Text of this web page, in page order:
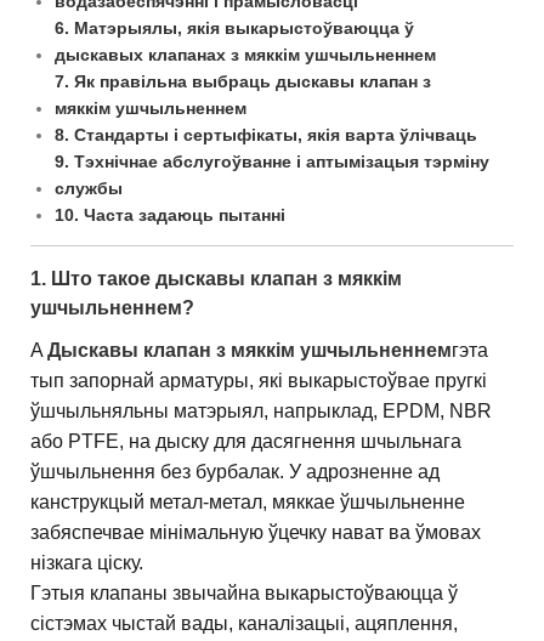
6. Матэрыялы, якія выкарыстоўваюцца ў
дыскавых клапанах з мяккім ушчыльненнем
7. Як правільна выбраць дыскавы клапан з
мяккім ушчыльненнем
8. Стандарты і сертыфікаты, якія варта ўлічваць
9. Тэхнічнае абслугоўванне і аптымізацыя тэрміну
службы
10. Часта задаюць пытанні
1. Што такое дыскавы клапан з мяккім
ушчыльненнем?
A Дыскавы клапан з мяккім ушчыльненнемгэта
тып запорнай арматуры, які выкарыстоўвае пругкі
ўшчыльняльны матэрыял, напрыклад, EPDM, NBR
або PTFE, на дыску для дасягнення шчыльнага
ўшчыльнення без бурбалак. У адрозненне ад
канструкцый метал-метал, мяккае ўшчыльненне
забяспечвае мінімальную ўцечку нават ва ўмовах
нізкага ціску.
Гэтыя клапаны звычайна выкарыстоўваюцца ў
сістэмах чыстай вады, каналізацыі, ацяплення,